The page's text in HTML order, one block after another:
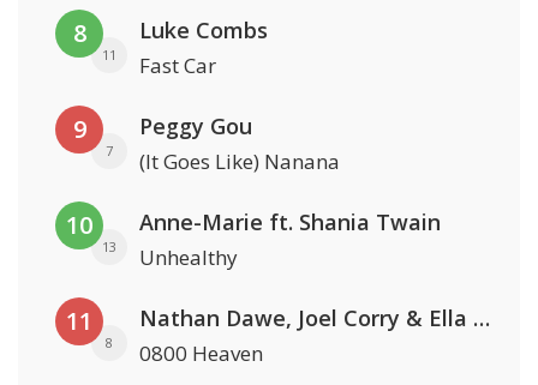
8
11
Luke Combs
Fast Car
9
7
Peggy Gou
(It Goes Like) Nanana
10
13
Anne-Marie ft. Shania Twain
Unhealthy
11
8
Nathan Dawe, Joel Corry & Ella Henderson
0800 Heaven